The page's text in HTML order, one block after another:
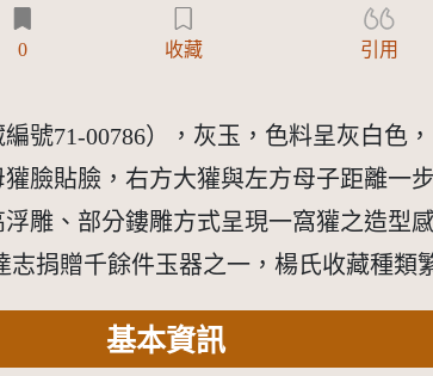
0 收藏 引用
號71-00786），灰玉，色料呈灰白色
臉貼臉，右方大獾與左方母子距離一
雕、部分鏤雕方式呈現一窩獾之造型
捐贈千餘件玉器之一，楊氏收藏種類
基本資訊